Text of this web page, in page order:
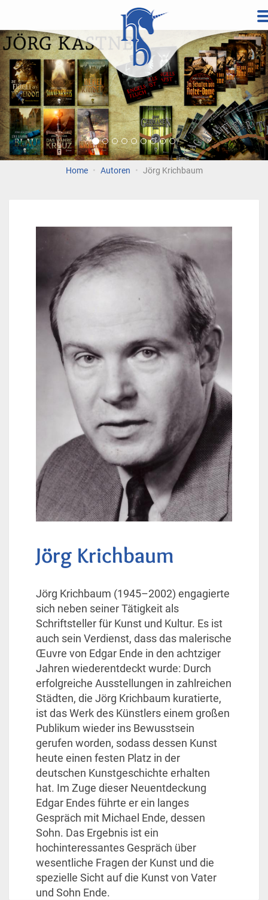
InhaltVorherige
Home Autoren Jörg Krichbaum
Jörg Krichbaum
Jörg Krichbaum (1945–2002) engagierte
sich neben seiner Tätigkeit als
Schriftsteller für Kunst und Kultur. Es ist
auch sein Verdienst, dass das malerische
Œuvre von Edgar Ende in den achtziger
Jahren wiederentdeckt wurde: Durch
erfolgreiche Ausstellungen in zahlreichen
Städten, die Jörg Krichbaum kuratierte,
ist das Werk des Künstlers einem großen
Publikum wieder ins Bewusstsein
gerufen worden, sodass dessen Kunst
heute einen festen Platz in der
deutschen Kunstgeschichte erhalten
hat. Im Zuge dieser Neuentdeckung
Edgar Endes führte er ein langes
Gespräch mit Michael Ende, dessen
Sohn. Das Ergebnis ist ein
hochinteressantes Gespräch über
wesentliche Fragen der Kunst und die
spezielle Sicht auf die Kunst von Vater
und Sohn Ende.